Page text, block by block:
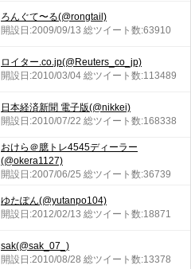
ろんぐて〜る(@rongtail)
開設日:2009/09/13 総ツイート数:63910
ロイター.co.jp(@Reuters_co_jp)
開設日:2010/03/04 総ツイート数:113489
日本経済新聞 電子版(@nikkei)
開設日:2010/07/22 総ツイート数:168338
おけら＠臆トレ4545ディーラー
(@okera1127)
開設日:2007/06/25 総ツイート数:36739
ゆたぽん(@yutanpo104)
開設日:2012/02/13 総ツイート数:18871
sak(@sak_07_)
開設日:2010/08/28 総ツイート数:13378